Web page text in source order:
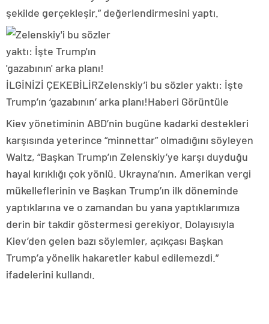
şekilde gerçekleşir.” değerlendirmesini yaptı.
İLGİNİZİ ÇEKEBİLİRZelenskiy’i bu sözler yaktı: İşte
Trump’ın ‘gazabının’ arka planı!Haberi Görüntüle
Kiev yönetiminin ABD’nin bugüne kadarki destekleri
karşısında yeterince “minnettar” olmadığını söyleyen
Waltz, “Başkan Trump’ın Zelenskiy’ye karşı duyduğu
hayal kırıklığı çok yönlü. Ukrayna’nın, Amerikan vergi
mükelleflerinin ve Başkan Trump’ın ilk döneminde
yaptıklarına ve o zamandan bu yana yaptıklarımıza
derin bir takdir göstermesi gerekiyor. Dolayısıyla
Kiev’den gelen bazı söylemler, açıkçası Başkan
Trump’a yönelik hakaretler kabul edilemezdi.”
ifadelerini kullandı.